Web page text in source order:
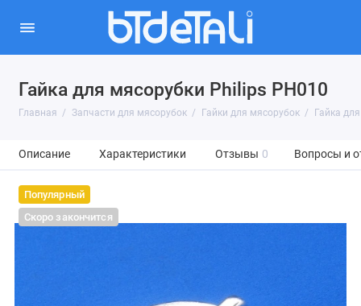
Гайка для мясорубки Philips PH010
Главная Запчасти для мясорубок Гайки для мясорубок Гайка
Описание Характеристики Отзывы 0 Вопросы и
Популярный
Скоро закончится